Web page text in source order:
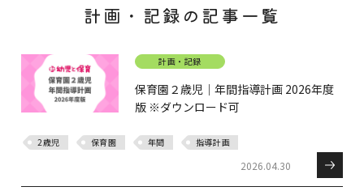
計画・記録の記事一覧
計画・記録
保育園２歳児｜年間指導計画 2026年度
版 ※ダウンロード可
2歳児 保育園 年間 指導計画
2026.04.30